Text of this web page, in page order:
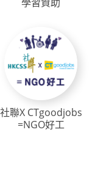
社聯X CTgoodjobs
=NGO好工